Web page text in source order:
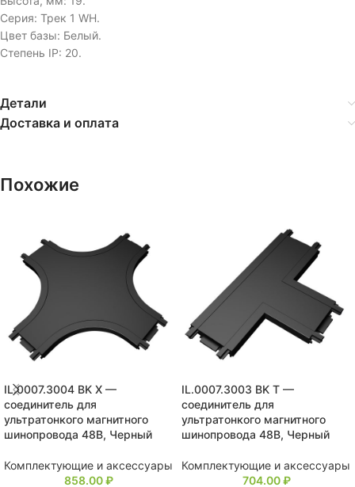
Серия: Трек 1 WH.
Цвет базы: Белый.
Степень IP: 20.
Детали
Доставка и оплата
Похожие
IL.0007.3004 BK X —
соединитель для
ультратонкого магнитного
шинопровода 48В, Черный
Комплектующие и аксессуары
858.00₽
IL.0007.3003 BK T —
соединитель для
ультратонкого магнитного
шинопровода 48В, Черный
Комплектующие и аксессуары
704.00₽